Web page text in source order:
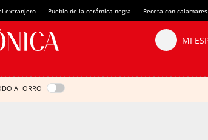
extranjero Pueblo de la cerámica negra Receta con calamares
AHORRO